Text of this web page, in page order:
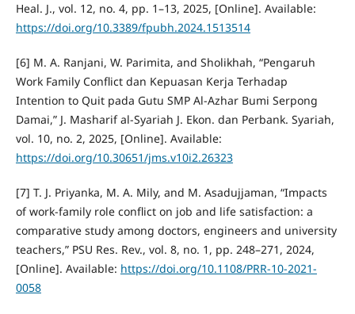
Heal. J., vol. 12, no. 4, pp. 1–13, 2025, [Online]. Available:
https://doi.org/10.3389/fpubh.2024.1513514
[6] M. A. Ranjani, W. Parimita, and Sholikhah, “Pengaruh
Work Family Conflict dan Kepuasan Kerja Terhadap
Intention to Quit pada Gutu SMP Al-Azhar Bumi Serpong
Damai,” J. Masharif al-Syariah J. Ekon. dan Perbank. Syariah,
vol. 10, no. 2, 2025, [Online]. Available:
https://doi.org/10.30651/jms.v10i2.26323
[7] T. J. Priyanka, M. A. Mily, and M. Asadujjaman, “Impacts
of work-family role conflict on job and life satisfaction: a
comparative study among doctors, engineers and university
teachers,” PSU Res. Rev., vol. 8, no. 1, pp. 248–271, 2024,
[Online]. Available: https://doi.org/10.1108/PRR-10-2021-
0058